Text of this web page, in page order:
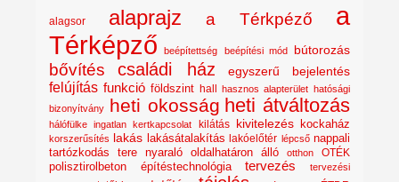
alagsor alaprajz a Térkpéző
a
Térképző
beépítettség beépítési mód bútorozás
bővítés családi ház egyszerű bejelentés
felújítás funkció földszint hall hasznos alapterület hatósági
bizonyítvány heti okosság heti átváltozás
hálófülke ingatlan kertkapcsolat kilátás kivitelezés kockaház
korszerűsítés lakás lakásátalakítás lakóelőtér lépcső nappali
tartózkodás tere
nyaraló oldalhatáron álló otthon OTÉK
polisztirolbeton építéstechnológia tervezés
tervezési